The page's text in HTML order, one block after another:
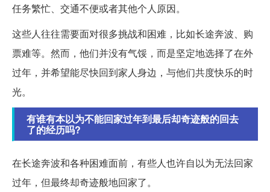
任务繁忙、交通不便或者其他个人原因。
这些人往往需要面对很多挑战和困难，比如长途奔波、购
票难等。然而，他们并没有气馁，而是坚定地选择了在外
过年，并希望能尽快回到家人身边，与他们共度快乐的时
光。
有谁有本以为不能回家过年到最后却奇迹般的回去
了的经历吗?
在长途奔波和各种困难面前，有些人也许自以为无法回家
过年，但最终却奇迹般地回家了。